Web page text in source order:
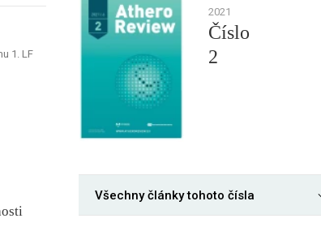
1. LF
2021
Číslo
2
Všechny články tohoto čísla